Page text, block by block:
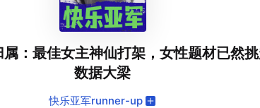
属：最佳女主神仙打架，女性题材已然
数据大梁
快乐亚军runner-up